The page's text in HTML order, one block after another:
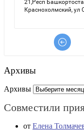
Архивы
Архивы
Совместили
от Елена